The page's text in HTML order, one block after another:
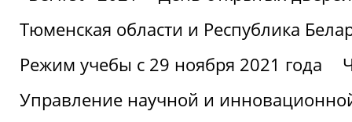
Тюменская области и Республика
Режим учебы с 29 ноября 2021 года
Управление научной и